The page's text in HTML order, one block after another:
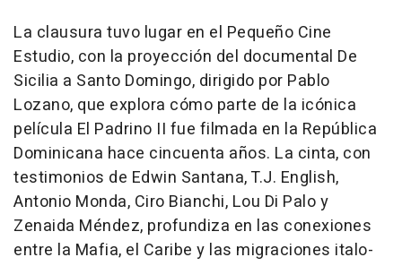
La clausura tuvo lugar en el Pequeño Cine
Estudio, con la proyección del documental De
Sicilia a Santo Domingo, dirigido por Pablo
Lozano, que explora cómo parte de la icónica
película El Padrino II fue filmada en la República
Dominicana hace cincuenta años. La cinta, con
testimonios de Edwin Santana, T.J. English,
Antonio Monda, Ciro Bianchi, Lou Di Palo y
Zenaida Méndez, profundiza en las conexiones
entre la Mafia, el Caribe y las migraciones italo-